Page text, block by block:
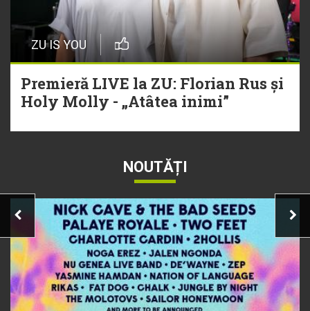
ZU IS YOU
Premieră LIVE la ZU: Florian Rus și
Holy Molly - „Atâtea inimi”
NOUTĂȚI